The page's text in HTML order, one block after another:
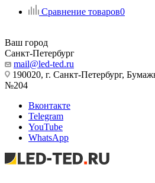
Сравнение товаров0
Ваш город
Санкт-Петербург
mail@led-ted.ru
190020, г. Санкт-Петербург,
№204
Вконтакте
Telegram
YouTube
WhatsApp